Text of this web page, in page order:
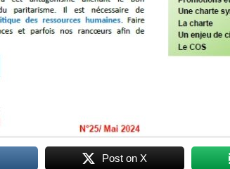
Post on X